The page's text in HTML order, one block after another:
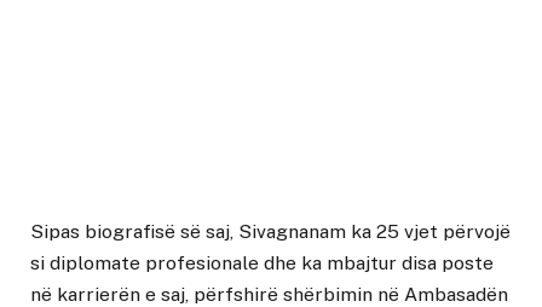
Sipas biografisë së saj, Sivagnanam ka 25 vjet përvojë
si diplomate profesionale dhe ka mbajtur disa poste
në karrierën e saj, përfshirë shërbimin në Ambasadën